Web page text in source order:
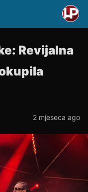
Revijalna
2 mjeseca ago